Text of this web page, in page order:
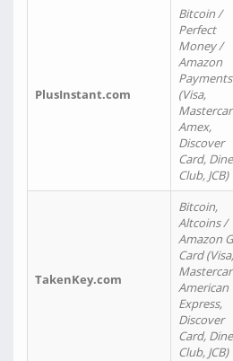
PlusInstant.com
Bitcoin /
Perfect
Money /
Amazon
Payments
(Visa,
Amex,
Discover
Card,
Club, JCB)
TakenKey.com
Bitcoin,
Altcoins /
Amazon
Card (Visa,
American
Express,
Discover
Card,
Club, JCB)